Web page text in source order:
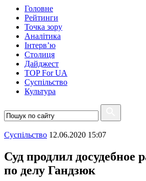
Головне
Рейтинги
Точка зору
Аналітика
Інтерв’ю
Столиця
Дайджест
TOP For UA
Суспiльство
Культура
Суспiльство 12.06.2020 15:07
Суд продлил досудебное
по делу Гандзюк